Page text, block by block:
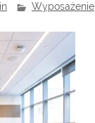
Wyposażenie